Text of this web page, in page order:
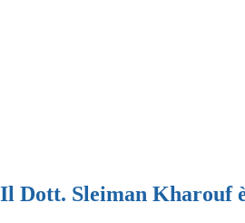
Il Dott. Sleiman Kharouf